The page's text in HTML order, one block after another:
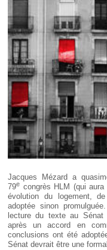
IT
Jacques Mézard a
79e congrès HLM (qui
évolution du logement,
adoptée sinon
lecture du texte au Sénat
après un accord en
conclusions ont été
Sénat devrait être une